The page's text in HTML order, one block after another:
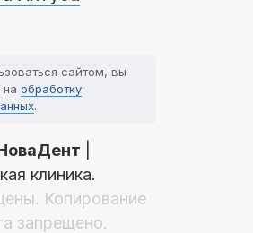
сайтом, вы
на обработку
.
клиника.
Копирование
запрещено.